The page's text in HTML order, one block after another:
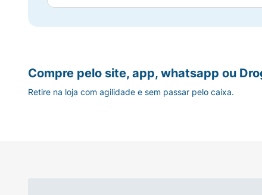
Fonte
Enriquecido com Colágeno Hidrolisado:
Desenvolvido
Compre pelo site, app, whatsapp ou
Retire na loja com agilidade e sem passar pelo caixa.